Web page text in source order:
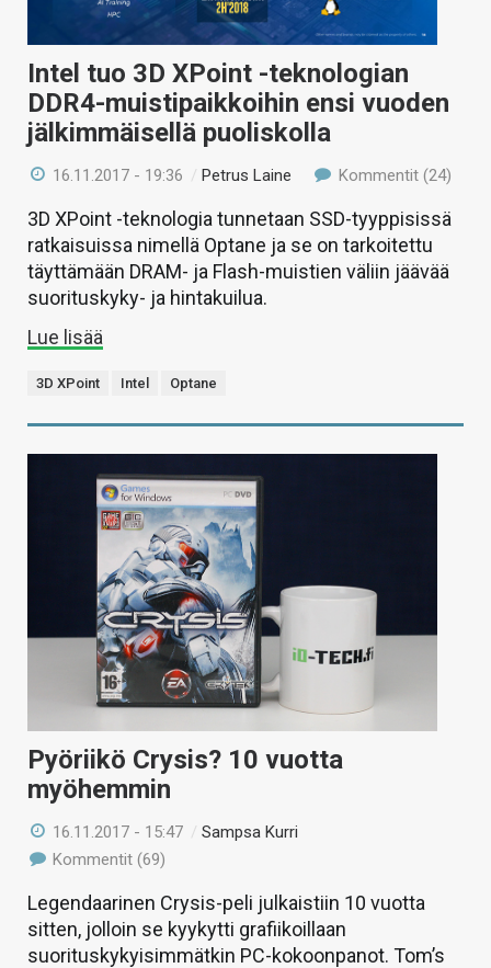
Intel tuo 3D XPoint -teknologian
DDR4-muistipaikkoihin ensi vuoden
jälkimmäisellä puoliskolla
16.11.2017 - 19:36 /Petrus Laine Kommentit (24)
3D XPoint -teknologia tunnetaan SSD-tyyppisissä
ratkaisuissa nimellä Optane ja se on tarkoitettu
täyttämään DRAM- ja Flash-muistien väliin jäävää
suorituskyky- ja hintakuilua.
Lue lisää
3D XPoint Intel Optane
Pyöriikö Crysis? 10 vuotta
myöhemmin
16.11.2017 - 15:47 /Sampsa Kurri
Kommentit (69)
Legendaarinen Crysis-peli julkaistiin 10 vuotta
sitten, jolloin se kyykytti grafiikoillaan
suorituskykyisimmätkin PC-kokoonpanot. Tom’s